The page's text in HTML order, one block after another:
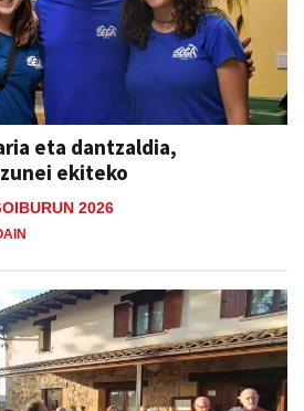
eta dantzaldia,
ekiteko
2026